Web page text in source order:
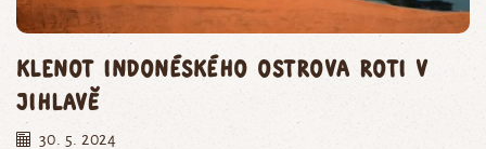
Klenot indonéského ostrova Roti v
Jihlavě
30. 5. 2024